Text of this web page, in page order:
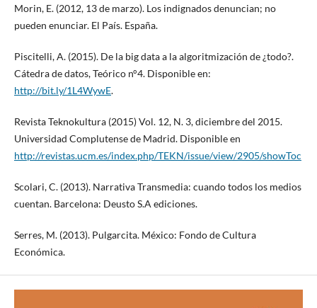
Morin, E. (2012, 13 de marzo). Los indignados denuncian; no
pueden enunciar. El País. España.
Piscitelli, A. (2015). De la big data a la algoritmización de ¿todo?.
Cátedra de datos, Teórico n°4. Disponible en:
http://bit.ly/1L4WywE.
Revista Teknokultura (2015) Vol. 12, N. 3, diciembre del 2015.
Universidad Complutense de Madrid. Disponible en
http://revistas.ucm.es/index.php/TEKN/issue/view/2905/showToc
Scolari, C. (2013). Narrativa Transmedia: cuando todos los medios
cuentan. Barcelona: Deusto S.A ediciones.
Serres, M. (2013). Pulgarcita. México: Fondo de Cultura
Económica.